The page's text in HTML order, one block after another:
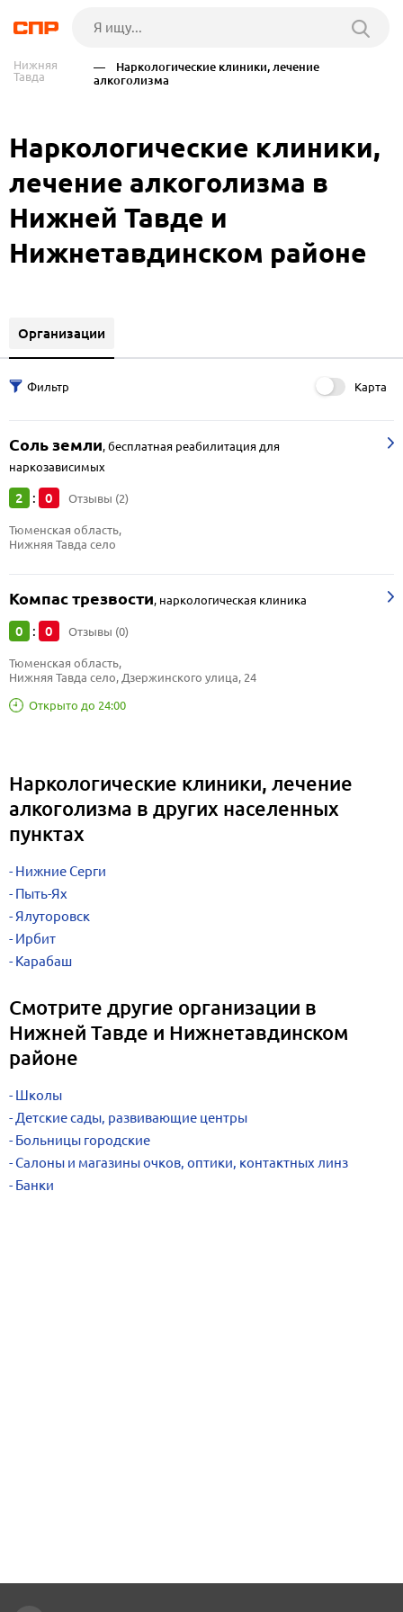
Нижняя
Тавда
— Наркологические клиники, лечение
алкоголизма
Наркологические клиники,
лечение алкоголизма в
Нижней Тавде и
Нижнетавдинском районе
Организации
Карта
Соль земли,бесплатная реабилитация для
наркозависимых
2 : 0 Отзывы (2)
Тюменская область,
Нижняя Тавда село
Компас трезвости, наркологическая клиника
0 : 0 Отзывы (0)
Открыто до 24:00
Тюменская область,
Нижняя Тавда село, Дзержинского улица, 24
Наркологические клиники, лечение
алкоголизма в других населенных
пунктах
Нижние Серги
Пыть-Ях
Ялуторовск
Ирбит
Карабаш
Смотрите другие организации в
Нижней Тавде и Нижнетавдинском
районе
Школы
Детские сады, развивающие центры
Больницы городские
Салоны и магазины очков, оптики, контактных линз
Банки